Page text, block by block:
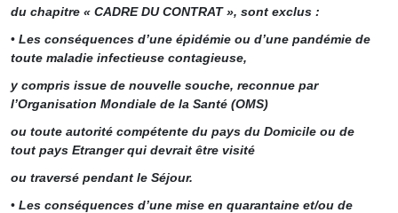
du chapitre « CADRE DU CONTRAT », sont exclus :
• Les conséquences d’une épidémie ou d’une pandémie de
toute maladie infectieuse contagieuse,
y compris issue de nouvelle souche, reconnue par
l’Organisation Mondiale de la Santé (OMS)
ou toute autorité compétente du pays du Domicile ou de
tout pays Etranger qui devrait être visité
ou traversé pendant le Séjour.
• Les conséquences d’une mise en quarantaine et/ou de